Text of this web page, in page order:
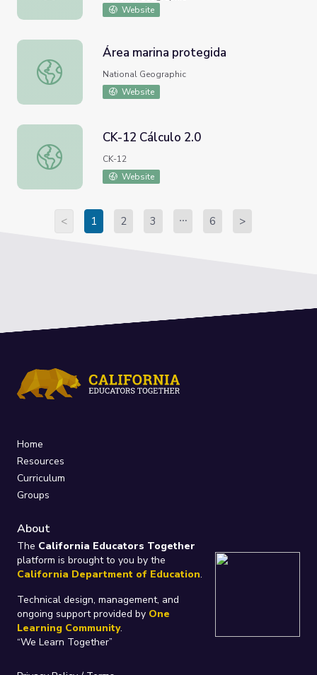
Website
Área marina protegida
Área marina protegida
National Geographic
Website
CK-12 Cálculo 2.0
CK-12 Cálculo 2.0
CK-12
Website
< 1 2 3 6 >
Home
Resources
Curriculum
Groups
About
The California Educators Together
platform is brought to you by the
California Department of Education.
Technical design, management, and
ongoing support provided by One
Learning Community.
“We Learn Together”